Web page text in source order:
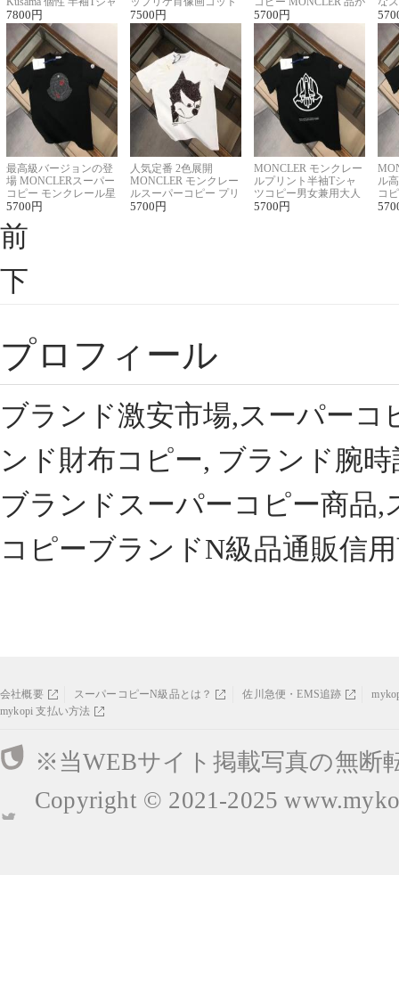
ツコピー男女兼用
7800 円
ンニット半袖Tシャツ
7500 円
良く見た目
5700 円
ル
最高級バージョンの登
場 MONCLERスーパー
コピー モンクレール星
座半袖Tシャツ
5700 円
人気定番 2色展開
MONCLER モンクレー
ルスーパーコピー プリ
ント半袖Tシャツ
5700 円
MONCLER モンクレー
ルプリント半袖Tシャ
ツコピー男女兼用大人
可愛い春夏コーデ
5700 円
ル
コ
ィ
前
下
プロフィール
ブランド激安市場,スーパー
ンド財布コピー, ブランド腕
ブランドスーパーコピー商品
コピーブランドN級品通販信
会社概要 スーパーコピーN級品とは？ 佐川急便・EMS追跡
mykopi 支払い方法
※当WEBサイト掲載写真の無断
Copyright © 2021-2025